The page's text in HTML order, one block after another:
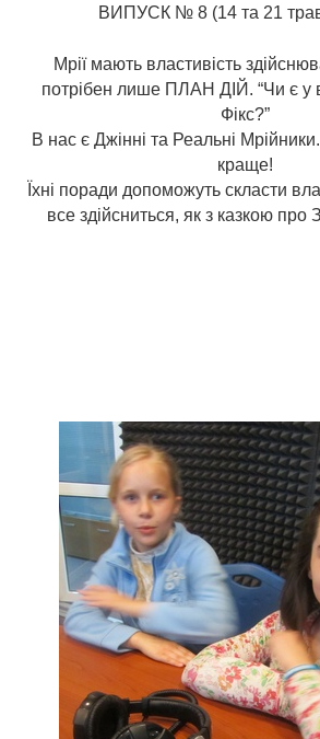
ВИПУСК № 8 (14 та 21
Мрії мають властивість
потрібен лише ПЛАН ДІЙ. “Чи є у
Фікс?”
В нас є Джінні та Реальні
краще!
Їхні поради допоможуть скласти
все здійсниться, як з казкою про